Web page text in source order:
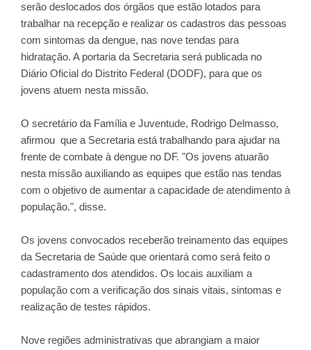
serão deslocados dos órgãos que estão lotados para
trabalhar na recepção e realizar os cadastros das pessoas
com sintomas da dengue, nas nove tendas para
hidratação. A portaria da Secretaria será publicada no
Diário Oficial do Distrito Federal (DODF), para que os
jovens atuem nesta missão.
O secretário da Família e Juventude, Rodrigo Delmasso,
afirmou que a Secretaria está trabalhando para ajudar na
frente de combate à dengue no DF. "Os jovens atuarão
nesta missão auxiliando as equipes que estão nas tendas
com o objetivo de aumentar a capacidade de atendimento à
população.", disse.
Os jovens convocados receberão treinamento das equipes
da Secretaria de Saúde que orientará como será feito o
cadastramento dos atendidos. Os locais auxiliam a
população com a verificação dos sinais vitais, sintomas e
realização de testes rápidos.
Nove regiões administrativas que abrangiam a maior